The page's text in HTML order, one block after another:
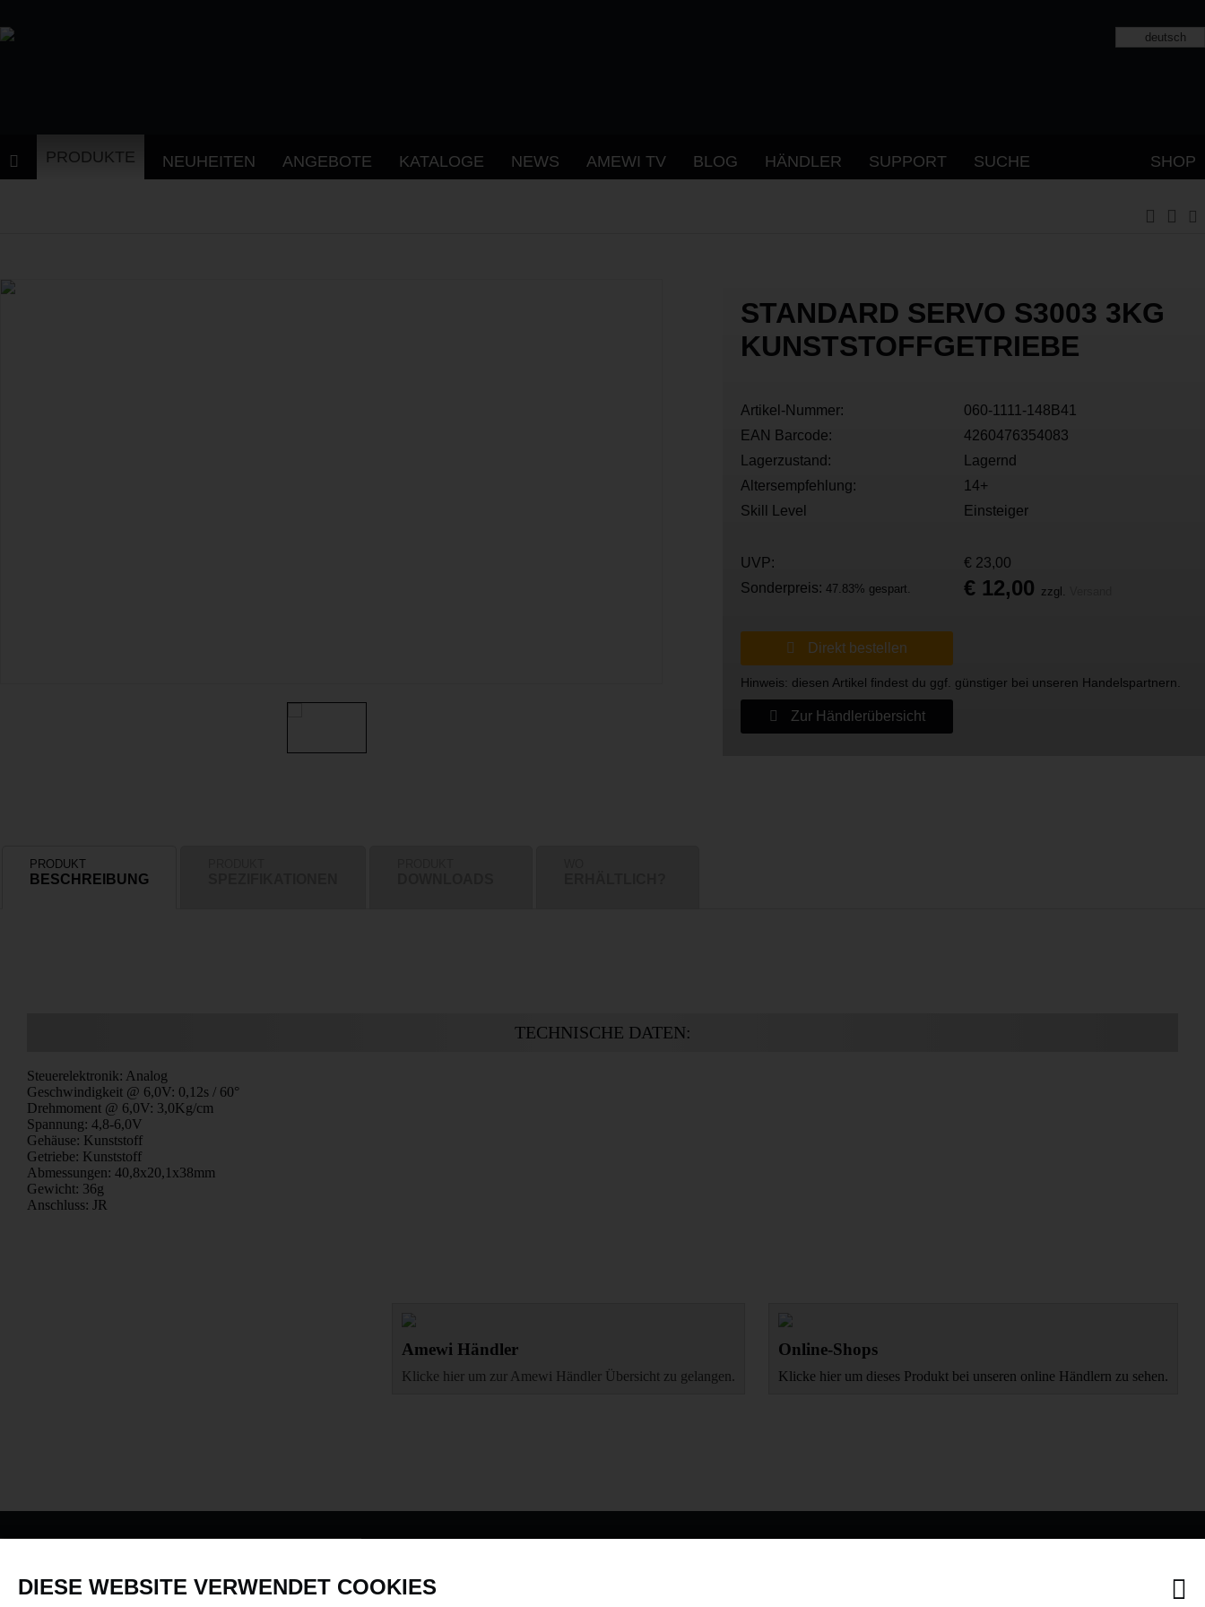
deutsch
PRODUKTE NEUHEITEN ANGEBOTE KATALOGE NEWS AMEWI TV BLOG HÄNDLER SUPPORT SUCHE SHOP
STANDARD SERVO S3003 3KG
KUNSTSTOFFGETRIEBE
Artikel-Nummer:
060-1111-148B41
EAN Barcode:
4260476354083
Lagerzustand:
Lagernd
Altersempfehlung:
14+
Skill Level
Einsteiger
UVP:
€ 23,00
Sonderpreis:47.83% gespart. € 12,00 zzgl.
Direkt bestellen
Hinweis: diesen Artikel findest du ggf. günstiger bei unseren Handelspartnern.
Zur Händlerübersicht
PRODUKT
BESCHREIBUNG
TECHNISCHE DATEN:
Steuerelektronik: Analog
Geschwindigkeit @ 6,0V: 0,12s / 60°
Drehmoment @ 6,0V: 3,0Kg/cm
Spannung: 4,8-6,0V
Gehäuse: Kunststoff
Getriebe: Kunststoff
Abmessungen: 40,8x20,1x38mm
Gewicht: 36g
Anschluss: JR
Amewi Händler
Klicke hier um zur Amewi Händler Übersicht zu gelangen.
Online-Shops
Klicke hier um dieses Produkt bei unseren online Händlern zu sehen.
DIESE WEBSITE VERWENDET COOKIES